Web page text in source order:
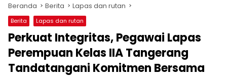
Beranda Berita Lapas dan rutan
Berita Lapas dan rutan
Perkuat Integritas, Pegawai Lapas
Perempuan Kelas IIA Tangerang
Tandatangani Komitmen Bersama